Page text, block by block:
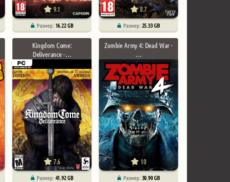
9.1
Размер: 16.22 GB
8.7
Размер:25.33 GB
Kingdom Come:
Deliverance - …
7.6
Размер:41.92 GB
Zombie Army 4: Dead War -
…
10
Размер:30.90 GB